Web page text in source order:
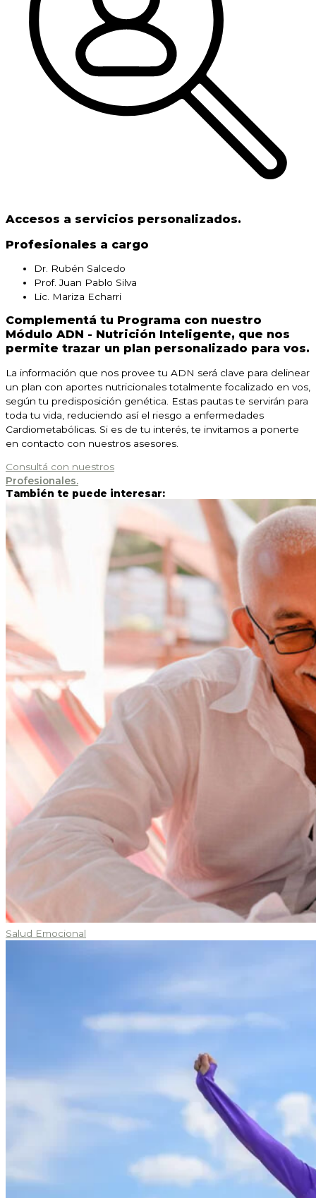
Accesos a servicios personalizados.
Profesionales a cargo
Dr. Rubén Salcedo
Prof. Juan Pablo Silva
Lic. Mariza Echarri
Complementá tu Programa con nuestro
Módulo ADN - Nutrición Inteligente, que nos
permite trazar un plan personalizado para vos.
La información que nos provee tu ADN será clave para delinear
un plan con aportes nutricionales totalmente focalizado en vos,
según tu predisposición genética. Estas pautas te servirán para
toda tu vida, reduciendo así el riesgo a enfermedades
Cardiometabólicas. Si es de tu interés, te invitamos a ponerte
en contacto con nuestros asesores.
Consultá con nuestros
Profesionales.
También te puede interesar:
Salud Emocional